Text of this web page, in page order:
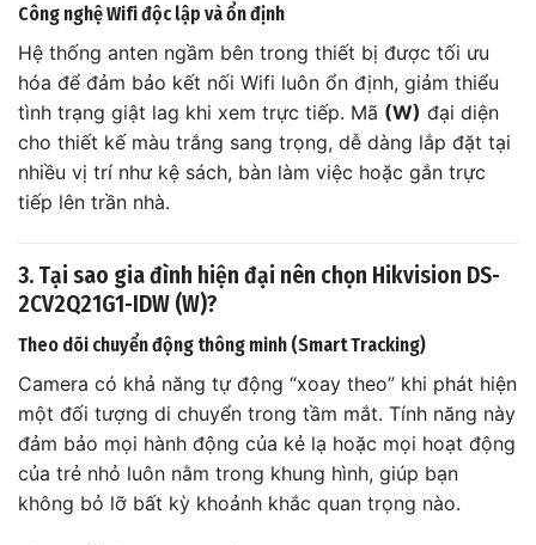
Công nghệ Wifi độc lập và ổn định
Hệ thống anten ngầm bên trong thiết bị được tối ưu
hóa để đảm bảo kết nối Wifi luôn ổn định, giảm thiểu
tình trạng giật lag khi xem trực tiếp. Mã (W) đại diện
cho thiết kế màu trắng sang trọng, dễ dàng lắp đặt tại
nhiều vị trí như kệ sách, bàn làm việc hoặc gắn trực
tiếp lên trần nhà.
3. Tại sao gia đình hiện đại nên chọn Hikvision DS-
2CV2Q21G1-IDW (W)?
Theo dõi chuyển động thông minh (Smart Tracking)
Camera có khả năng tự động “xoay theo” khi phát hiện
một đối tượng di chuyển trong tầm mắt. Tính năng này
đảm bảo mọi hành động của kẻ lạ hoặc mọi hoạt động
của trẻ nhỏ luôn nằm trong khung hình, giúp bạn
không bỏ lỡ bất kỳ khoảnh khắc quan trọng nào.